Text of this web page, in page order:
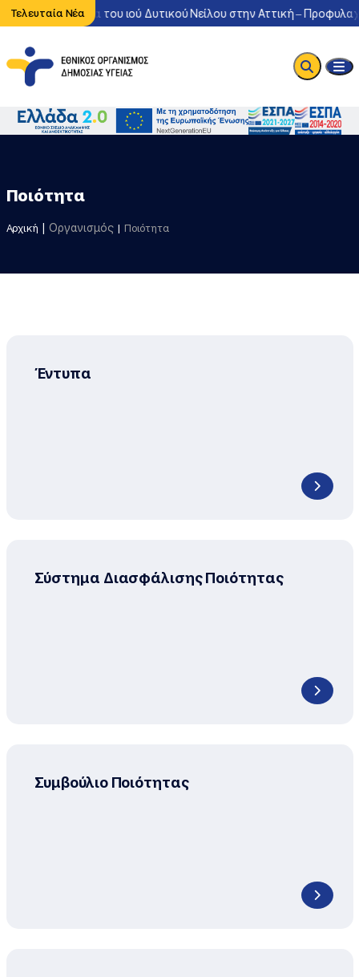
Τελευταία Νέα
κυκλοφορία του ιού Δυτικού Νείλου στην Αττική –
Ποιότητα
Αρχική Οργανισμός Ποιότητα
Έντυπα
Σύστημα Διασφάλισης Ποιότητας
Συμβούλιο Ποιότητας